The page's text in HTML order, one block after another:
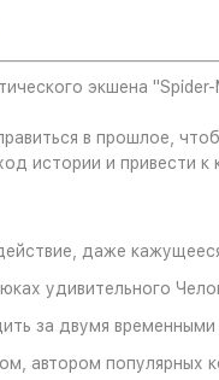
экшена
в прошлое,
истории и привести
даже
удивительного
за двумя
автором популярных